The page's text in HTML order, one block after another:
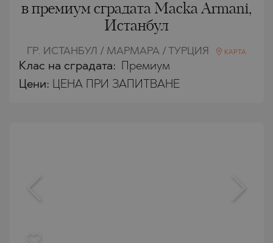
в премиум сградата Macka Armani,
Истанбул
ГР. ИСТАНБУЛ / МАРМАРА / ТУРЦИЯ КАРТА
Клас на сградата: Премиум
Цени: ЦЕНА ПРИ ЗАПИТВАНЕ